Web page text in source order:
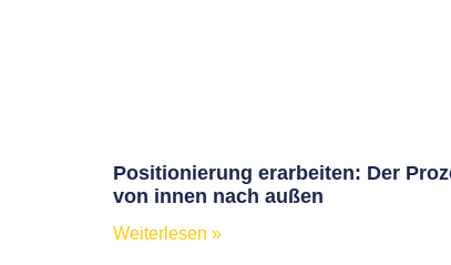
Positionierung erarbeiten: Der
von innen nach außen
Weiterlesen »